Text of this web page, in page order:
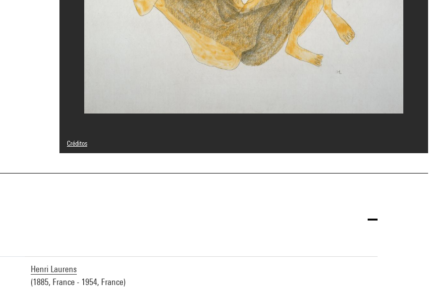
Créditos
Domaine public
Referencia de la imagen : 4R10735 [1984 CX 0454]
Henri Laurens
(1885, France - 1954, France)